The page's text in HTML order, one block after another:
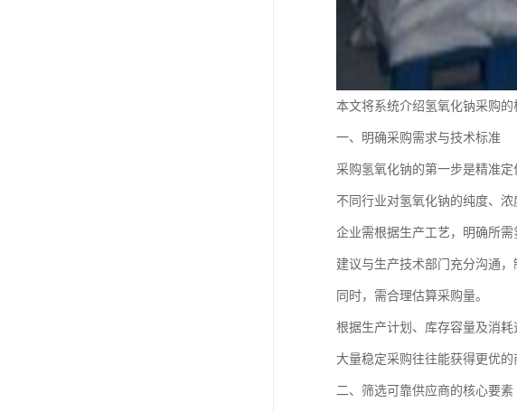
本文将系统介绍氢氧化钠采购的
一、明确采购需求与技术标准
采购氢氧化钠的第一步是精准定
不同行业对氢氧化钠的纯度、
企业需根据生产工艺，明确所
建议与生产技术部门充分沟通
同时，需合理估算采购量。
根据生产计划、库存容量及消
大量稳定采购往往能获得更优
二、筛选可靠供应商的核心要素